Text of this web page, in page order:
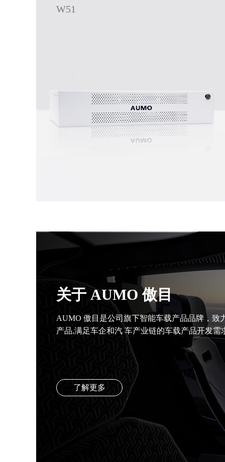
W51
关于 AUMO 傲目
AUMO 傲目是公司旗下智能车载产品品牌，致
产品,满足车企和汽 车产业链的车载产品开发需
了解更多